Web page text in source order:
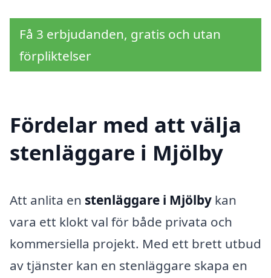
Få 3 erbjudanden, gratis och utan
förpliktelser
Fördelar med att välja
stenläggare i Mjölby
Att anlita en stenläggare i Mjölby kan
vara ett klokt val för både privata och
kommersiella projekt. Med ett brett utbud
av tjänster kan en stenläggare skapa en